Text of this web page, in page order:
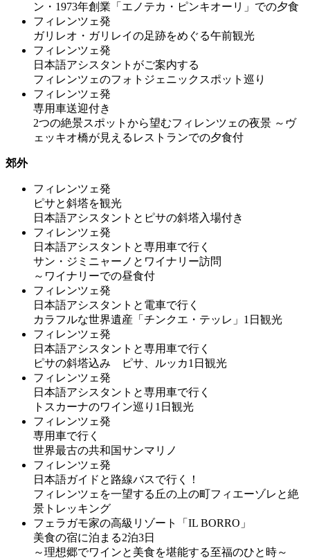
ン・1973年創業「エノテカ・ピンキオーリ」での夕食
フィレンツェ発
ガリレオ・ガリレイの足跡をめぐる午前観光
フィレンツェ発
日本語アシスタントがご案内する
フィレンツェのフォトジェニックスポット巡り
フィレンツェ発
専用車送迎付き
2つの絶景スポットから望むフィレンツェの夜景 ～ヴ
ェッキオ橋が見えるレストランでの夕食付
郊外
フィレンツェ発
ピサと斜塔を観光
日本語アシスタントとピサの斜塔入場付き
フィレンツェ発
日本語アシスタントと専用車で行く
サン・ジミニャーノとワイナリー訪問
～ワイナリーでの昼食付
フィレンツェ発
日本語アシスタントと電車で行く
カラフルな世界遺産「チンクエ・テッレ」1日観光
フィレンツェ発
日本語アシスタントと専用車で行く
ピサの斜塔込み ピサ、ルッカ1日観光
フィレンツェ発
日本語アシスタントと専用車で行く
トスカーナのワイン巡り1日観光
フィレンツェ発
専用車で行く
世界最古の共和国サンマリノ
フィレンツェ発
日本語ガイドと路線バスで行く！
フィレンツェを一望する丘の上の町フィエーゾレと絶
景トレッキング
フェラガモ家の高級リゾート「IL BORRO」
美食の宿に泊まる2泊3日
～理想郷でワインと美食を堪能する至福のひと時～